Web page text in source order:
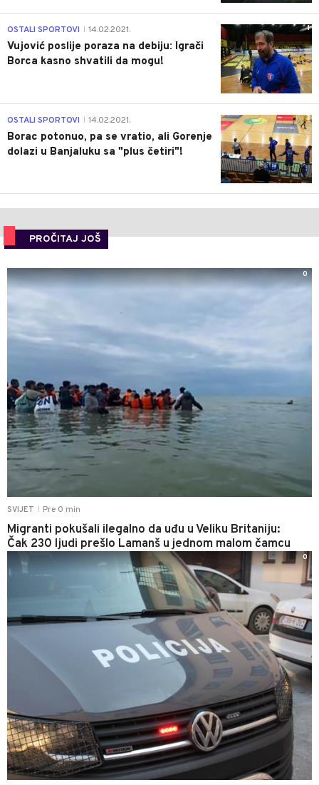
1
OSTALI SPORTOVI 14.02.2021.
Vujović poslije poraza na debiju: Igrači
Borca kasno shvatili da mogu!
3
OSTALI SPORTOVI 14.02.2021.
Borac potonuo, pa se vratio, ali Gorenje
dolazi u Banjaluku sa "plus četiri"!
PROČITAJ JOŠ
SVIJET Pre 0 min
Migranti pokušali ilegalno da uđu u Veliku Britaniju:
Čak 230 ljudi prešlo Lamanš u jednom malom čamcu
0
0